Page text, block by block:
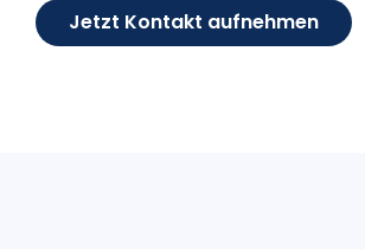
Jetzt Kontakt aufnehmen